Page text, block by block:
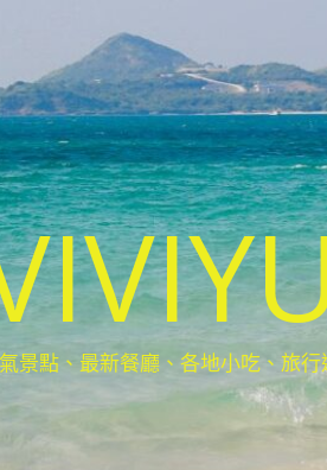
景點、最新餐廳、各地小吃、旅